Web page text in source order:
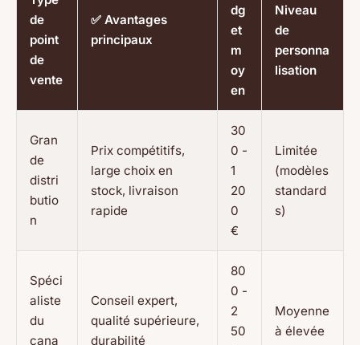
de
point
de
vente
✅ Avantages
principaux
dg
et
m
oy
en
Niveau
de
personna
lisation
Gran
de
distri
butio
n
Prix compétitifs,
large choix en
stock, livraison
rapide
30
0 -
1
20
0
€
Limitée
(modèles
standard
s)
Spéci
aliste
du
cana
Conseil expert,
qualité supérieure,
durabilité
80
0 -
2
50
Moyenne
à élevée